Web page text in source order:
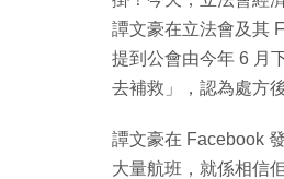
譚文豪在立法會及其
提到公會由今年 6 月
去補救」，認為處方
譚文豪在 Facebook
大量航班，就係相信